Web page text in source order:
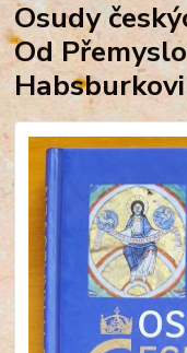
Osudy
Od